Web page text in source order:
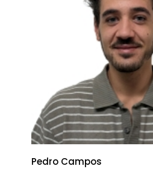
Pedro Campos